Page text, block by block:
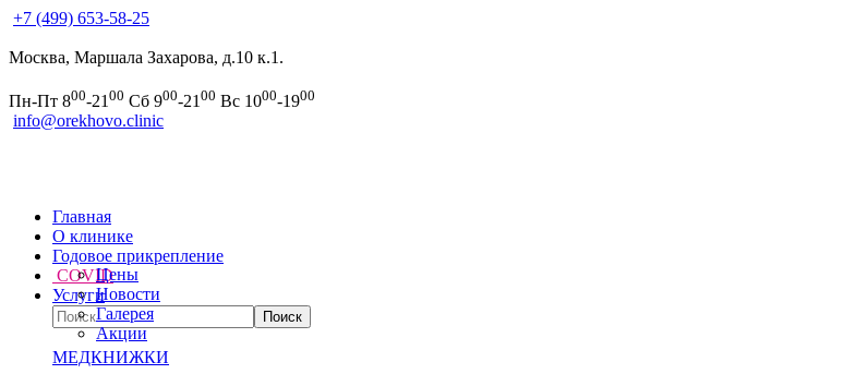
+7 (499) 653-58-25
Москва, Маршала Захарова, д.10 к.1.
Пн-Пт 800-21 00 Сб 900-21 00 Вс 1000-1900
info@orekhovo.clinic
Главная
О клинике
Цены
Новости
Галерея
Акции
Годовое прикрепление
COVID
Услуги
МЕДКНИЖКИ